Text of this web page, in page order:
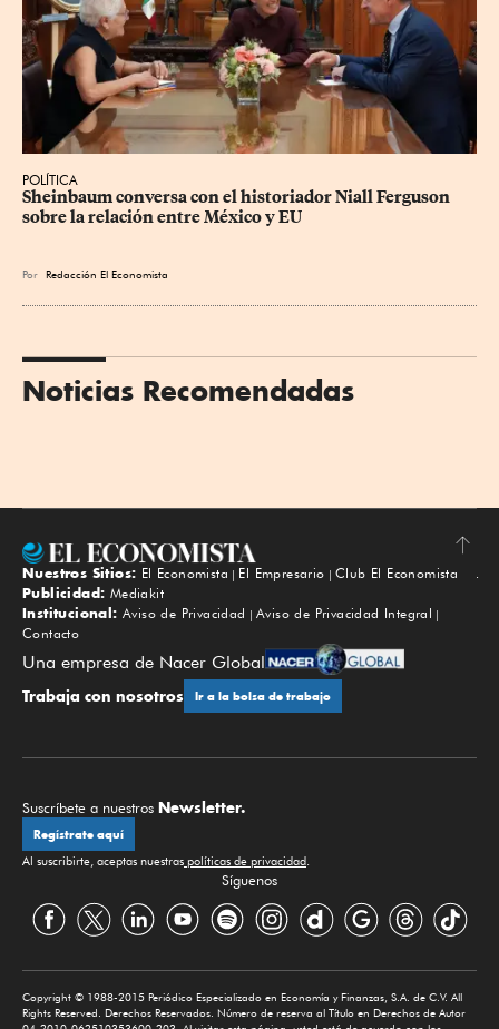
POLÍTICA
Sheinbaum conversa con el historiador Niall Ferguson
sobre la relación entre México y EU
Por Redacción El Economista
Noticias Recomendadas
Subir
Nuestros Sitios: El Economista El Empresario
Club El Economista
Publicidad: Mediakit
Institucional: Aviso de Privacidad
Aviso de Privacidad Integral
Contacto
Una empresa de Nacer Global
Trabaja con nosotros Ir a la bolsa de trabajo
Suscríbete a nuestros Newsletter.
Regístrate aquí
Al suscribirte, aceptas nuestras políticas de privacidad.
Síguenos
Copyright © 1988-2015 Periódico Especializado en Economía y Finanzas, S.A. de C.V. All
Rights Reserved. Derechos Reservados. Número de reserva al Título en Derechos de Autor